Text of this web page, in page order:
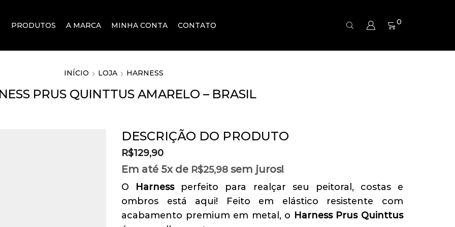
PRODUTOS A MARCA MINHA CONTA CONTATO 0
INÍCIO LOJA HARNESS
PRUS QUINTTUS AMARELO – BRASIL
DESCRIÇÃO DO PRODUTO
R$129,90
Em até 5x de R$25,98 sem juros!
O Harnessperfeito para realçar seu peitoral, costas e
ombros está aqui! Feito em elástico resistente com
acabamento premium em metal, o Harness Prus Quinttus